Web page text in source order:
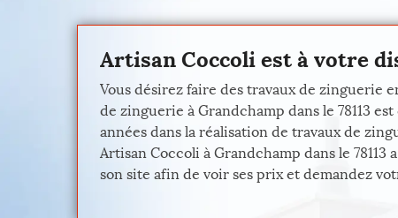
Artisan Coccoli est à votre
Vous désirez faire des travaux de zinguerie
de zinguerie à Grandchamp dans le 78113
années dans la réalisation de travaux de
Artisan Coccoli à Grandchamp dans le
son site afin de voir ses prix et demandez